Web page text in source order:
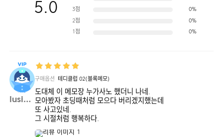
5.0 3점 0%
2점 0%
1점 0%
lusia**
구매옵션 테디클럽 02(블록메모)
도대체 이 메모장 누가사노 했더니 나네.
모아봤자 초딩때처럼 모으다 버리겠지했는데
또 사고있네.
그 시절처럼 행복하다.